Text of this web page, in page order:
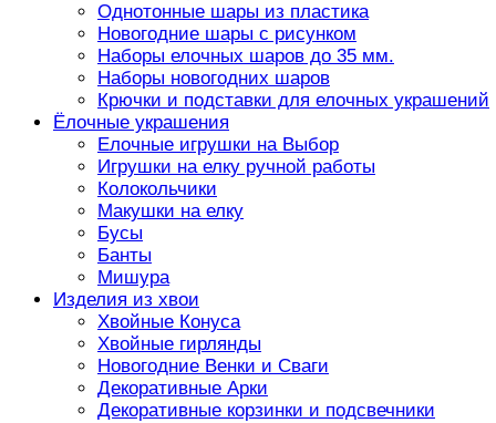
Однотонные шары из пластика
Новогодние шары с рисунком
Наборы елочных шаров до 35 мм.
Наборы новогодних шаров
Крючки и подставки для елочных украшений
Ёлочные украшения
Елочные игрушки на Выбор
Игрушки на елку ручной работы
Колокольчики
Макушки на елку
Бусы
Банты
Мишура
Изделия из хвои
Хвойные Конуса
Хвойные гирлянды
Новогодние Венки и Сваги
Декоративные Арки
Декоративные корзинки и подсвечники